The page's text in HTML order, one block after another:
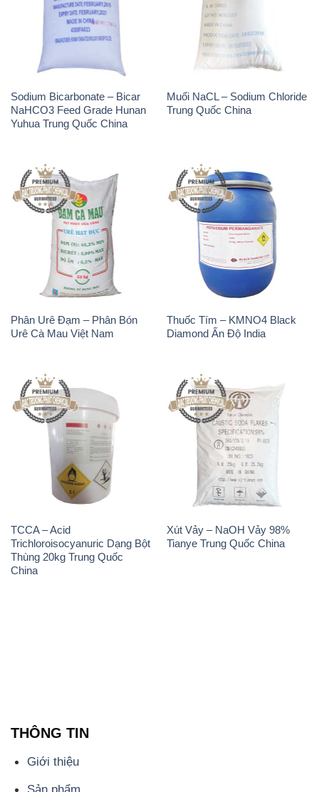
Sodium Bicarbonate – Bicar
NaHCO3 Feed Grade Hunan
Yuhua Trung Quốc China
Muối NaCL – Sodium Chloride
Trung Quốc China
Phân Urê Đạm – Phân Bón
Urê Cà Mau Việt Nam
Thuốc Tím – KMNO4 Black
Diamond Ấn Độ India
TCCA – Acid
Trichloroisocyanuric Dạng Bột
Thùng 20kg Trung Quốc
China
Xút Vảy – NaOH Vảy 98%
Tianye Trung Quốc China
THÔNG TIN
Giới thiệu
Sản phẩm